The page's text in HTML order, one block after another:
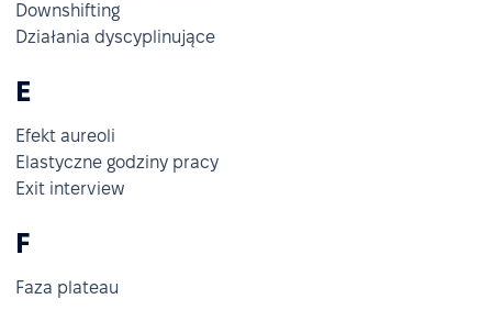
Downshifting
Działania dyscyplinujące
E
Efekt aureoli
Elastyczne godziny pracy
Exit interview
F
Faza plateau